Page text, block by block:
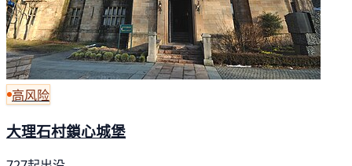
高风险
大理石村鎖心城堡